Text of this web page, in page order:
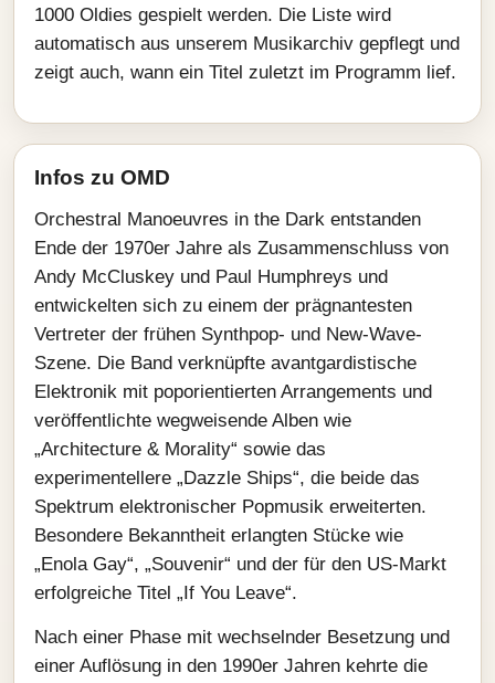
1000 Oldies gespielt werden. Die Liste wird
automatisch aus unserem Musikarchiv gepflegt und
zeigt auch, wann ein Titel zuletzt im Programm lief.
Infos zu OMD
Orchestral Manoeuvres in the Dark entstanden
Ende der 1970er Jahre als Zusammenschluss von
Andy McCluskey und Paul Humphreys und
entwickelten sich zu einem der prägnantesten
Vertreter der frühen Synthpop- und New-Wave-
Szene. Die Band verknüpfte avantgardistische
Elektronik mit poporientierten Arrangements und
veröffentlichte wegweisende Alben wie
„Architecture & Morality“ sowie das
experimentellere „Dazzle Ships“, die beide das
Spektrum elektronischer Popmusik erweiterten.
Besondere Bekanntheit erlangten Stücke wie
„Enola Gay“, „Souvenir“ und der für den US-Markt
erfolgreiche Titel „If You Leave“.
Nach einer Phase mit wechselnder Besetzung und
einer Auflösung in den 1990er Jahren kehrte die